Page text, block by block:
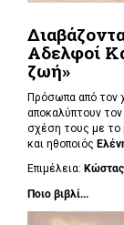
Αδελφοί
ζωή»
Πρόσωπα από τον
αποκαλύπτουν
σχέση τους με το
και ηθοποιός
Επιμέλεια:
Ποιο βιβλί...